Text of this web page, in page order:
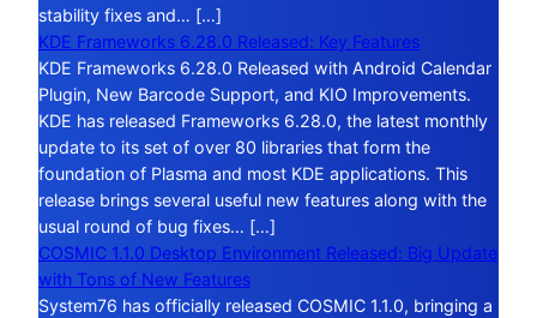
stability fixes and… […]
KDE Frameworks 6.28.0 Released: Key Features
KDE Frameworks 6.28.0 Released with Android Calendar
Plugin, New Barcode Support, and KIO Improvements.
KDE has released Frameworks 6.28.0, the latest monthly
update to its set of over 80 libraries that form the
foundation of Plasma and most KDE applications. This
release brings several useful new features along with the
usual round of bug fixes… […]
COSMIC 1.1.0 Desktop Environment Released: Big Update
with Tons of New Features
System76 has officially released COSMIC 1.1.0, bringing a